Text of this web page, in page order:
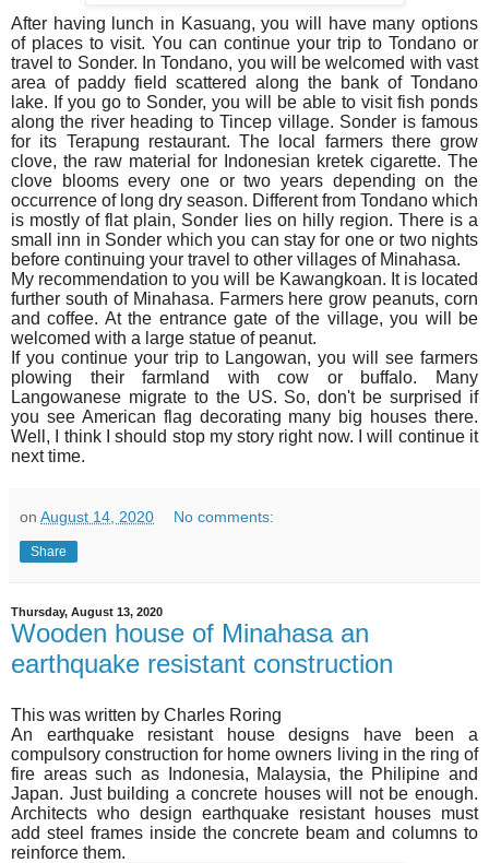
After having lunch in Kasuang, you will have many options
of places to visit. You can continue your trip to Tondano or
travel to Sonder. In Tondano, you will be welcomed with vast
area of paddy field scattered along the bank of Tondano
lake. If you go to Sonder, you will be able to visit fish ponds
along the river heading to Tincep village. Sonder is famous
for its Terapung restaurant. The local farmers there grow
clove, the raw material for Indonesian kretek cigarette. The
clove blooms every one or two years depending on the
occurrence of long dry season. Different from Tondano which
is mostly of flat plain, Sonder lies on hilly region. There is a
small inn in Sonder which you can stay for one or two nights
before continuing your travel to other villages of Minahasa.
My recommendation to you will be Kawangkoan. It is located
further south of Minahasa. Farmers here grow peanuts, corn
and coffee. At the entrance gate of the village, you will be
welcomed with a large statue of peanut.
If you continue your trip to Langowan, you will see farmers
plowing their farmland with cow or buffalo. Many
Langowanese migrate to the US. So, don't be surprised if
you see American flag decorating many big houses there.
Well, I think I should stop my story right now. I will continue it
next time.
on August 14, 2020 No comments:
Share
Thursday, August 13, 2020
Wooden house of Minahasa an
earthquake resistant construction
This was written by Charles Roring
An earthquake resistant house designs have been a
compulsory construction for home owners living in the ring of
fire areas such as Indonesia, Malaysia, the Philipine and
Japan. Just building a concrete houses will not be enough.
Architects who design earthquake resistant houses must
add steel frames inside the concrete beam and columns to
reinforce them.